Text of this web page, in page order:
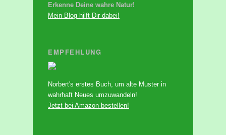
Erkenne Deine wahre Natur!
Mein Blog hilft Dir dabei!
EMPFEHLUNG
Norbert's erstes Buch, um alte Muster in
wahrhaft Neues umzuwandeln!
Jetzt bei Amazon bestellen!